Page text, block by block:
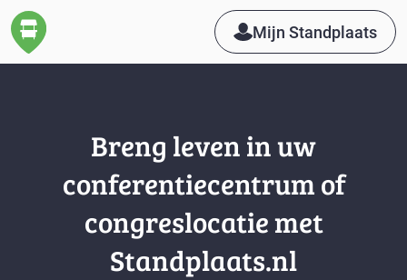
Mijn Standplaats
Breng leven in uw
conferentiecentrum of
congreslocatie met
Standplaats.nl